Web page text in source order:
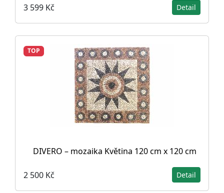
3 599 Kč Detail
TOP
DIVERO – mozaika Květina 120 cm x 120 cm
2 500 Kč Detail